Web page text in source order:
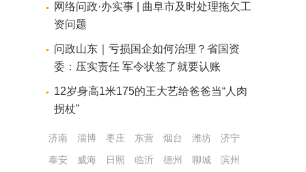
网络问政·办实事 | 曲阜市及时处理拖欠工
资问题
问政山东｜亏损国企如何治理？省国资
委：压实责任 军令状签了就要认账
12岁身高1米175的王大艺给爸爸当“人肉
拐杖”
济南 淄博 枣庄 东营 烟台 潍坊
济宁
泰安
威海 日照 临沂 德州 聊城
滨州